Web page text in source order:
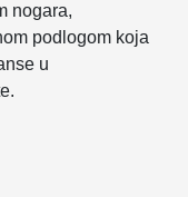
nogara,
podlogom koja
u